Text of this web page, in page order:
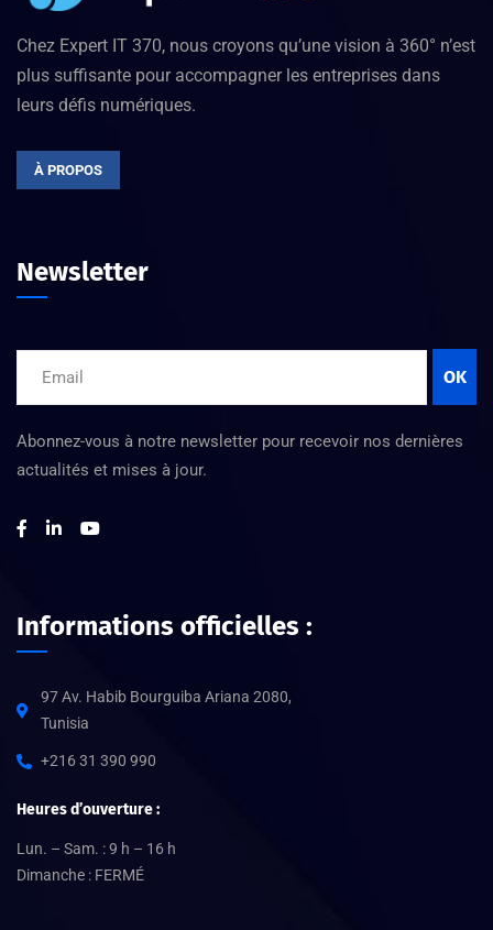
Chez Expert IT 370, nous croyons qu’une vision à 360° n’est
plus suffisante pour accompagner les entreprises dans
leurs défis numériques.
À PROPOS
Newsletter
OK
Abonnez-vous à notre newsletter pour recevoir nos dernières
actualités et mises à jour.
Informations officielles :
97 Av. Habib Bourguiba Ariana 2080,
Tunisia
+216 31 390 990
Heures d’ouverture :
Lun. – Sam. : 9 h – 16 h
Dimanche : FERMÉ